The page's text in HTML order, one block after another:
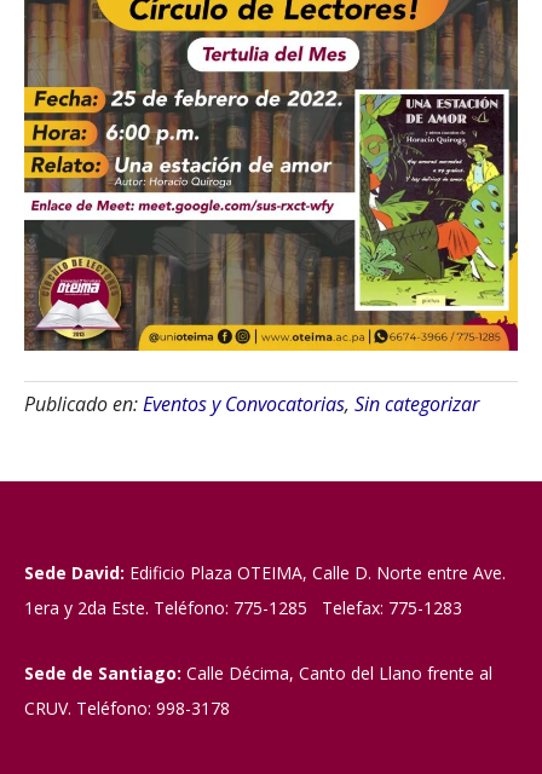
Publicado en:Eventos y Convocatorias, Sin categorizar
Sede David: Edificio Plaza OTEIMA, Calle D. Norte entre Ave.
1era y 2da Este. Teléfono: 775-1285 Telefax: 775-1283
Sede de Santiago: Calle Décima, Canto del Llano frente al
CRUV. Teléfono: 998-3178